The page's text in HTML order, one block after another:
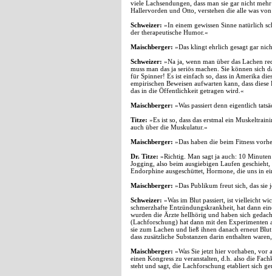
viele Lachsendungen, dass man sie gar nicht
Hallervorden und Otto, verstehen die alle was
Schweizer: »In einem gewissen Sinne natürlich
der therapeutische Humor.«
Maischberger: »Das klingt ehrlich gesagt gar
Schweizer: »Na ja, wenn man über das Lachen
muss man das ja seriös machen. Sie können
für Spinner! Es ist einfach so, dass in Amerika
empirischen Beweisen aufwarten kann, dass
das in die Öffentlichkeit getragen wird.«
Maischberger: »Was passiert denn eigentlich
Titze: »Es ist so, dass das erstmal ein
auch über die Muskulatur.«
Maischberger: »Das haben die beim Fitness
Dr. Titze: »Richtig. Man sagt ja auch: 10
Jogging, also beim ausgiebigen Laufen
Endorphine ausgeschüttet, Hormone, die uns in
Maischberger: »Das Publikum freut sich, das sie
Schweizer: »Was im Blut passiert, ist vielleicht
schmerzhafte Entzündungskrankheit, hat dann
wurden die Ärzte hellhörig und haben sich
(Lachforschung) hat dann mit den Experimenten
sie zum Lachen und ließ ihnen danach erneut
dass zusätzliche Substanzen darin enthalten
Maischberger: »Was Sie jetzt hier vorhaben, vor
einen Kongress zu veranstalten, d.h. also die
steht und sagt, die Lachforschung etabliert sich